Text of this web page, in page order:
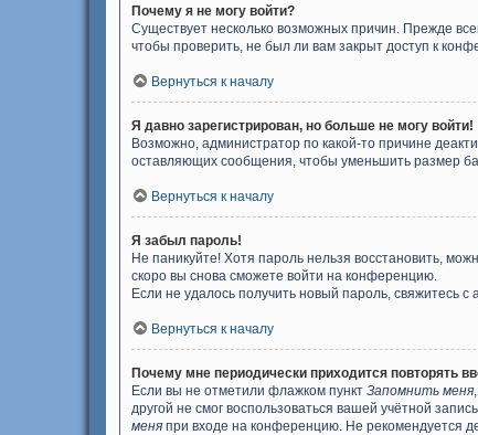
Почему я не могу войти?
Существует несколько возможных причин. Прежде
чтобы проверить, не был ли вам закрыт доступ к
Вернуться к началу
Я давно зарегистрирован, но больше не могу войти!
Возможно, администратор по какой-то причине
оставляющих сообщения, чтобы уменьшить размер
Вернуться к началу
Я забыл пароль!
Не паникуйте! Хотя пароль нельзя восстановить,
скоро вы снова сможете войти на конференцию.
Если не удалось получить новый пароль, свяжитесь
Вернуться к началу
Почему мне периодически приходится повторять
Если вы не отметили флажком пункт Запомнить меня
другой не смог воспользоваться вашей учётной
меня при входе на конференцию. Не рекомендуется